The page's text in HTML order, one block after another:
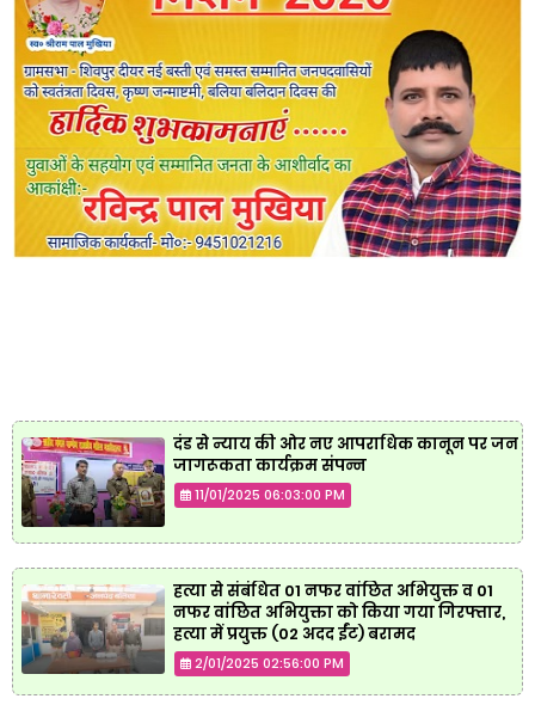
दंड से न्याय की ओर नए आपराधिक कानून पर जन
जागरूकता कार्यक्रम संपन्न
11/01/2025 06:03:00 PM
हत्या से संबंधित 01 नफर वांछित अभियुक्त व 01
नफर वांछित अभियुक्ता को किया गया गिरफ्तार,
हत्या में प्रयुक्त (02 अदद ईंट) बरामद
2/01/2025 02:56:00 PM